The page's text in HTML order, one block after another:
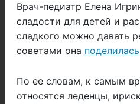
Врач-педиатр Елена
сладости для детей и
сладкого можно давать
советами она поделилась
По ее словам, к самым
относятся леденцы,